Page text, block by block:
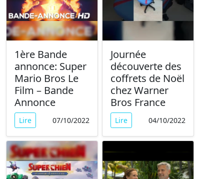
1ère Bande
annonce: Super
Mario Bros Le
Film – Bande
Annonce
Lire 07/10/2022
Journée
découverte des
coffrets de Noël
chez Warner
Bros France
Lire 04/10/2022